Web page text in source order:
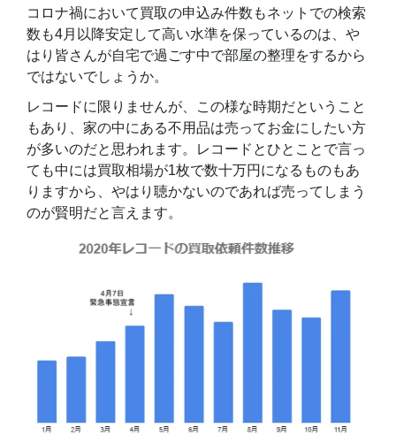
コロナ禍において買取の申込み件数もネットでの検索
数も4月以降安定して高い水準を保っているのは、や
はり皆さんが自宅で過ごす中で部屋の整理をするから
ではないでしょうか。
レコードに限りませんが、この様な時期だということ
もあり、家の中にある不用品は売ってお金にしたい方
が多いのだと思われます。レコードとひとことで言っ
ても中には買取相場が1枚で数十万円になるものもあ
りますから、やはり聴かないのであれば売ってしまう
のが賢明だと言えます。